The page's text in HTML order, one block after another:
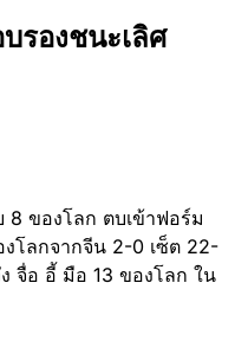
รองชนะเลิศ​
ของโลก ตบเข้าฟอร์ม​
โลกจากจีน 2-0 เซ็ต 22-
จื่อ อี้ มือ 13 ของโลก ใน